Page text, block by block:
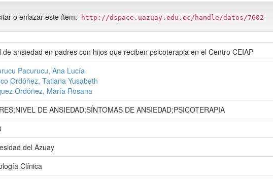
o enlazar este ítem: http://dspace.uazuay.edu.ec/handle/datos/7602
de ansiedad en padres con hijos que reciben psicoterapia en el Centro CEIAP
Pacurucu, Ana Lucía
Ordóñez, Tatiana Yusabeth
Ordóñez, María Rosana
DE ANSIEDAD;SÍNTOMAS DE ANSIEDAD;PSICOTERAPIA
del Azuay
Clínica